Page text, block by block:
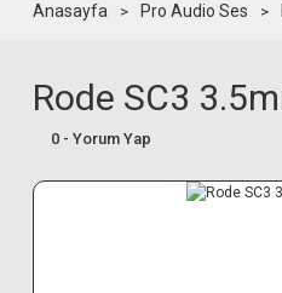
Anasayfa Pro Audio Ses
Rode SC3
0 - Yorum Yap